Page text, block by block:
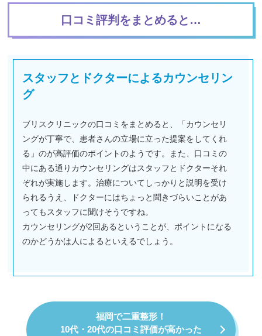
口コミ評判をまとめると…
スタッフとドクターによるカウンセリン
グ
ブリスクリニックの口コミをまとめると、「カウンセリ
ングが丁寧で、患者さんの立場に立った提案をしてくれ
る」のが高評価のポイントのようです。また、口コミの
中にある通りカウンセリングはスタッフとドクターそれ
ぞれが実施します。治療についてしっかりと説明を受け
られるうえ、ドクターにはちょっと聞きづらいことがあ
ってもスタッフに聞けそうですね。
カウンセリングが2回あるということが、ポイントになる
のかどうかは人によるといえるでしょう。
福岡で二重整形！
10代・20代の口コミ評価が高かった